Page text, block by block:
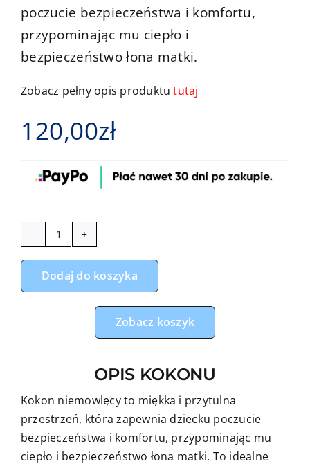
poczucie bezpieczeństwa i komfortu,
przypominając mu ciepło i
bezpieczeństwo łona matki.
Zobacz pełny opis produktututaj
120,00zł
ilość
Kokon
niemowlęcy
Dodaj do koszyka
Zobacz koszyk
OPIS KOKONU
Kokon niemowlęcy to miękka i przytulna
przestrzeń, która zapewnia dziecku poczucie
bezpieczeństwa i komfortu, przypominając mu
ciepło i bezpieczeństwo łona matki. To idealne